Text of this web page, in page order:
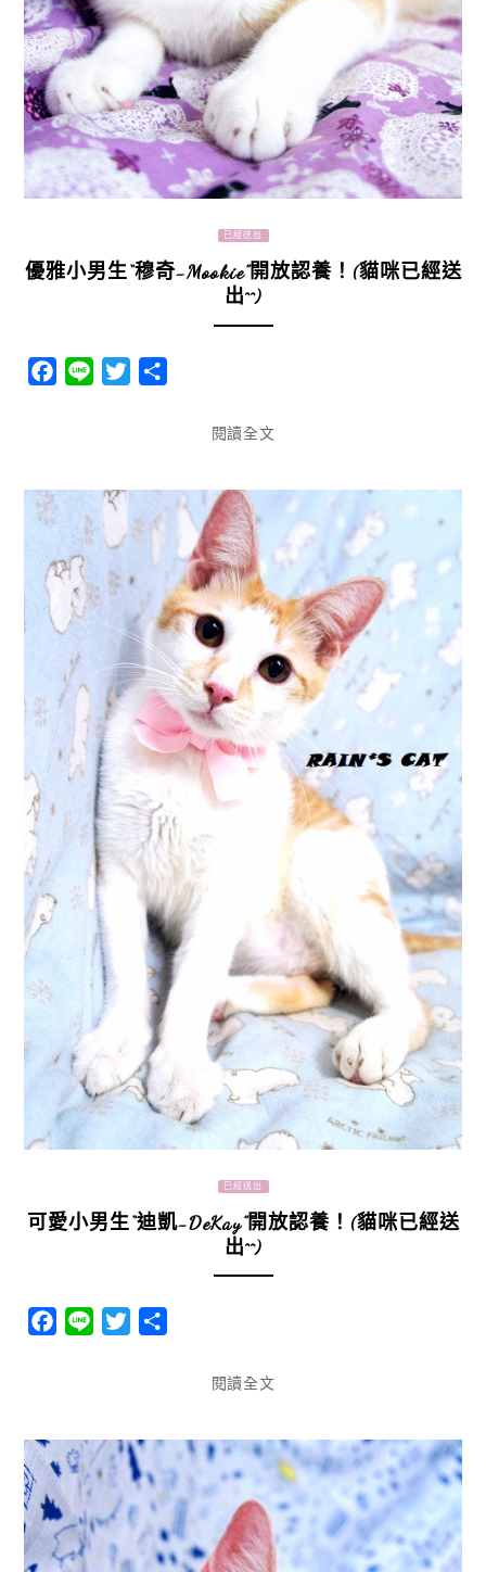
已經送出
優雅小男生“穆奇-Mookie”開放認養！(貓咪已經送
出^^)
Facebook
Line Twitter
閱讀全文
已經送出
可愛小男生“迪凱-DeKay”開放認養！(貓咪已經送
出^^)
Facebook
Line Twitter
閱讀全文